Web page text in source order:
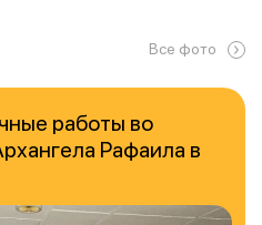
Все фото
работы во
Рафаила в